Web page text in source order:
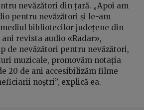
nevăzători din țară. „Apoi am
pentru nevăzători și le-am
bibliotecilor județene din
revista audio «Radar»,
de nevăzători pentru nevăzători,
muzicale, promovăm notația
20 de ani accesibilizăm filme
noștri”, explică ea.